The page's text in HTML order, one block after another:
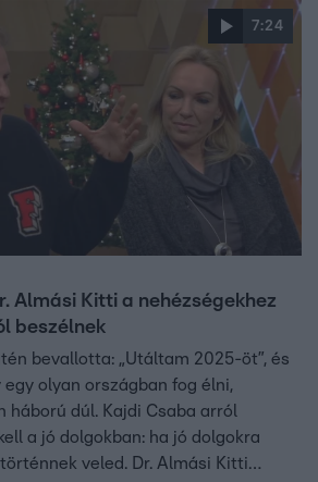
aktív életet élni.
7:24
Almási Kitti a nehézségekhez
beszélnek
bevallotta: „Utáltam 2025-öt”, és
olyan országban fog élni,
háború dúl. Kajdi Csaba arról
a jó dolgokban: ha jó dolgokra
veled. Dr. Almási Kitti